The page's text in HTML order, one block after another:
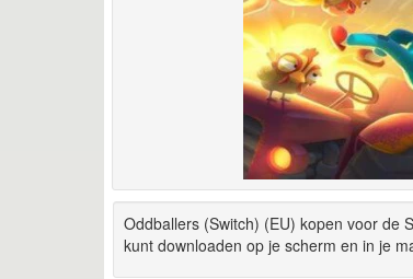
Oddballers (Switch) (EU) kopen voor de
kunt downloaden op je scherm en in je